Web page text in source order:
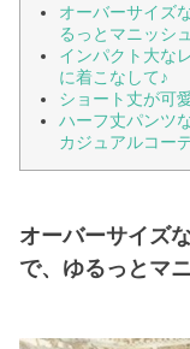
オーバーサイズ
るっとマニッシ
インパクト大な
に着こなして♪
ショート丈が可
ハーフ丈パンツ
カジュアルコー
オーバーサイズ
で、ゆるっとマ